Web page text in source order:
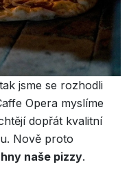
jsme se rozhodli
Opera myslíme
dopřát kvalitní
Nově proto
naše pizzy.